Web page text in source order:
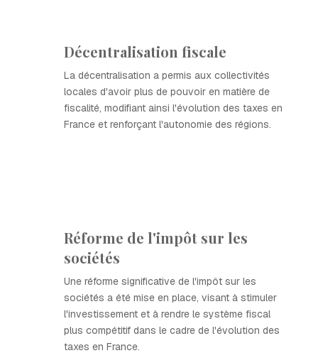
Décentralisation fiscale
La décentralisation a permis aux collectivités
locales d'avoir plus de pouvoir en matière de
fiscalité, modifiant ainsi l'évolution des taxes en
France et renforçant l'autonomie des régions.
Réforme de l'impôt sur les
sociétés
Une réforme significative de l'impôt sur les
sociétés a été mise en place, visant à stimuler
l'investissement et à rendre le système fiscal
plus compétitif dans le cadre de l'évolution des
taxes en France.